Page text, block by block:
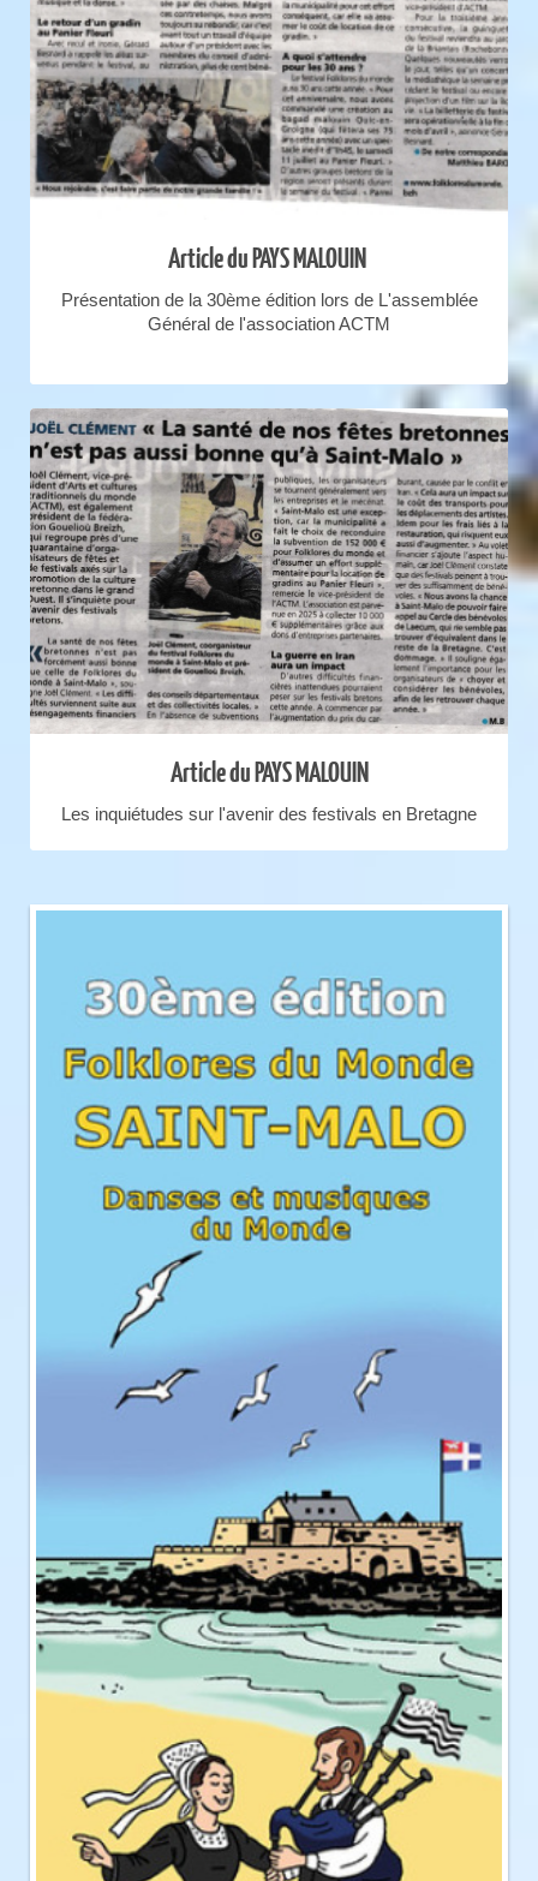
Article du PAYS MALOUIN
Présentation de la 30ème édition lors de L'assemblée
Général de l'association ACTM
Article du PAYS MALOUIN
Les inquiétudes sur l'avenir des festivals en Bretagne